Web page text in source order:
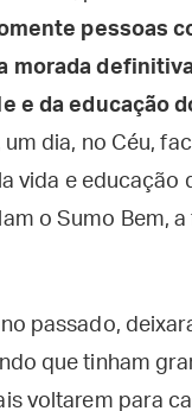
pessoas
morada
e da educação
dia, no Céu,
vida e educação
o Sumo Bem,
passado,
que tinham
voltarem para